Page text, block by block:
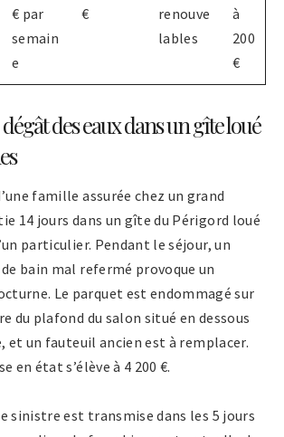
€ par
semain
e
€
renouve
lables
à
200
€
des eaux dans un gîte loué
famille assurée chez un grand
14 jours dans un gîte du Périgord loué
particulier. Pendant le séjour, un
bain mal refermé provoque un
Le parquet est endommagé sur
du plafond du salon situé en dessous
un fauteuil ancien est à remplacer.
en état s’élève à 4 200 €.
sinistre est transmise dans les 5 jours